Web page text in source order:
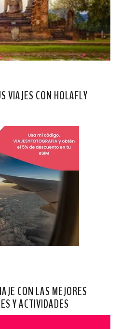
VIAJES CON HOLAFLY
CON LAS MEJORES
Y ACTIVIDADES